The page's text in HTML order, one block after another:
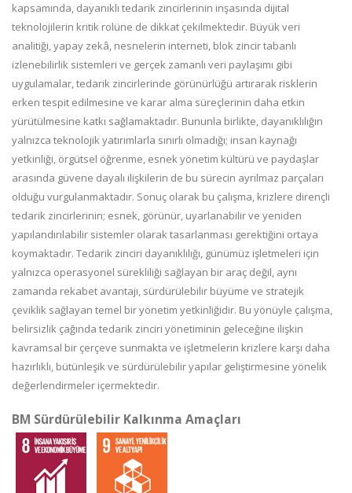
kapsamında, dayanıklı tedarik zincirlerinin inşasında dijital
teknolojilerin kritik rolüne de dikkat çekilmektedir. Büyük veri
analitiği, yapay zekâ, nesnelerin interneti, blok zincir tabanlı
izlenebilirlik sistemleri ve gerçek zamanlı veri paylaşımı gibi
uygulamalar, tedarik zincirlerinde görünürlüğü artırarak risklerin
erken tespit edilmesine ve karar alma süreçlerinin daha etkin
yürütülmesine katkı sağlamaktadır. Bununla birlikte, dayanıklılığın
yalnızca teknolojik yatırımlarla sınırlı olmadığı; insan kaynağı
yetkinliği, örgütsel öğrenme, esnek yönetim kültürü ve paydaşlar
arasında güvene dayalı ilişkilerin de bu sürecin ayrılmaz parçaları
olduğu vurgulanmaktadır. Sonuç olarak bu çalışma, krizlere dirençli
tedarik zincirlerinin; esnek, görünür, uyarlanabilir ve yeniden
yapılandırılabilir sistemler olarak tasarlanması gerektiğini ortaya
koymaktadır. Tedarik zinciri dayanıklılığı, günümüz işletmeleri için
yalnızca operasyonel sürekliliği sağlayan bir araç değil, aynı
zamanda rekabet avantajı, sürdürülebilir büyüme ve stratejik
çeviklik sağlayan temel bir yönetim yetkinliğidir. Bu yönüyle çalışma,
belirsizlik çağında tedarik zinciri yönetiminin geleceğine ilişkin
kavramsal bir çerçeve sunmakta ve işletmelerin krizlere karşı daha
hazırlıklı, bütünleşik ve sürdürülebilir yapılar geliştirmesine yönelik
değerlendirmeler içermektedir.
BM Sürdürülebilir Kalkınma Amaçları